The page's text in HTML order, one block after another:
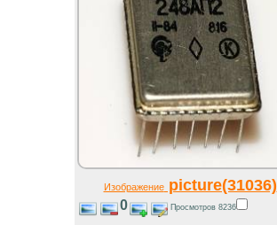
Изображениеpicture(31036)
0 Просмотров 8236